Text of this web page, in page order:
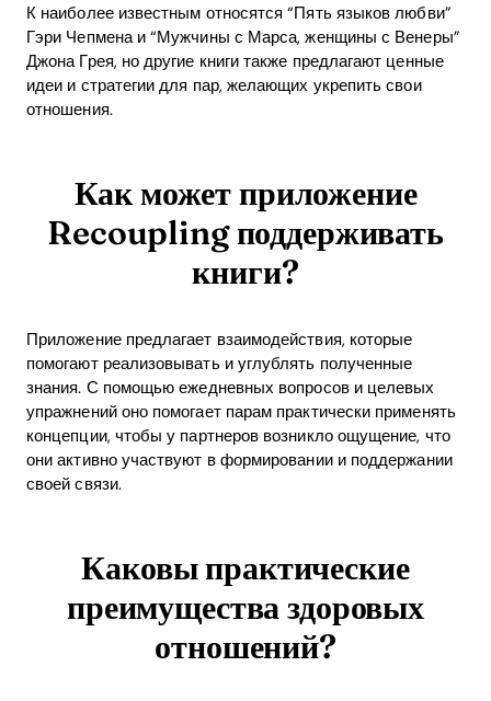
К наиболее известным относятся “Пять языков любви”
Гэри Чепмена и “Мужчины с Марса, женщины с Венеры”
Джона Грея, но другие книги также предлагают ценные
идеи и стратегии для пар, желающих укрепить свои
отношения.
Как может приложение
Recoupling поддерживать
книги?
Приложение предлагает взаимодействия, которые
помогают реализовывать и углублять полученные
знания. С помощью ежедневных вопросов и целевых
упражнений оно помогает парам практически применять
концепции, чтобы у партнеров возникло ощущение, что
они активно участвуют в формировании и поддержании
своей связи.
Каковы практические
преимущества здоровых
отношений?